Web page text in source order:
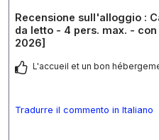
Recensione sull'alloggio :
da letto - 4 pers. max. -
2026]
L'accueil et un bon
Tradurre il commento in Italiano